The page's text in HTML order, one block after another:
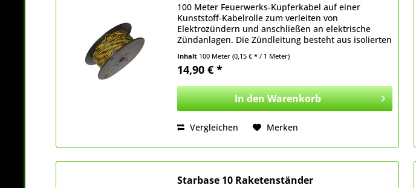
100 Meter Feuerwerks-Kupferkabel auf einer
Kunststoff-Kabelrolle zum verleiten von
Elektrozündern und anschließen an elektrische
Zündanlagen. Die Zündleitung besteht aus isolierten
abzuisolieren ist....
Inhalt 100 Meter(0,15 € * / 1 Meter)
14,90 € *
In denWarenkorb
Vergleichen Merken
Starbase 10 Raketenständer